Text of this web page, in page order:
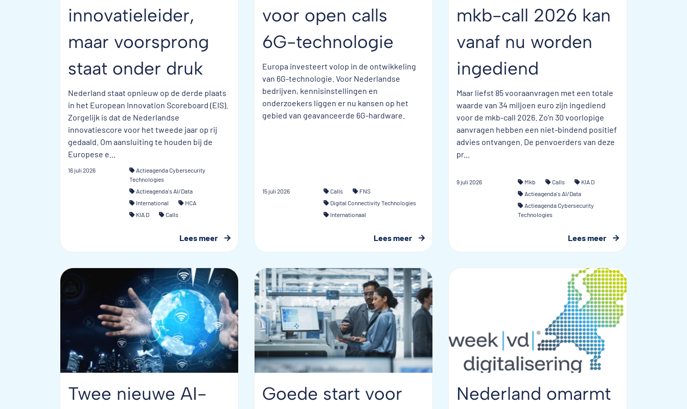
innovatieleider,
maar voorsprong
staat onder druk
Nederland staat opnieuw op de derde plaats
in het European Innovation Scoreboard (EIS).
Zorgelijk is dat de Nederlandse
innovatiescore voor het tweede jaar op rij
gedaald. Om aansluiting te houden bij de
Europese e...
16 juli 2026
Actieagenda Cybersecurity
Technologies
Actieagenda's AI/Data
International
HCA
KIA D
Calls
Lees meer
voor open calls
6G-technologie
Europa investeert volop in de ontwikkeling
van 6G-technologie. Voor Nederlandse
bedrijven, kennisinstellingen en
onderzoekers liggen er nu kansen op het
gebied van geavanceerde 6G-hardware.
15 juli 2026 Calls
FNS
Digital Connectivity Technologies
Internationaal
Lees meer
mkb-call 2026 kan
vanaf nu worden
ingediend
Maar liefst 85 vooraanvragen met een totale
waarde van 34 miljoen euro zijn ingediend
voor de mkb-call 2026. Zo’n 30 voorlopige
aanvragen hebben een niet-bindend positief
advies ontvangen. De penvoerders van deze
pr...
9 juli 2026 Mkb Calls
KIA D
Actieagenda's AI/Data
Actieagenda Cybersecurity
Technologies
Lees meer
Twee nieuwe AI-
Goede start voor
Nederland omarmt